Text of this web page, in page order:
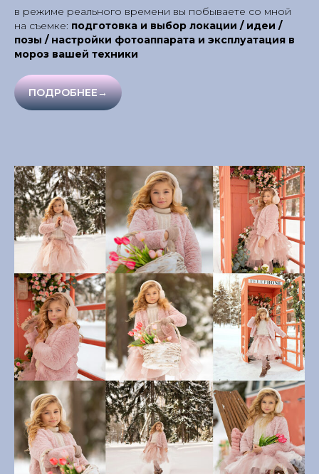
в режиме реального времени вы побываете со мной
на съемке: подготовка и выбор локации / идеи /
позы / настройки фотоаппарата и эксплуатация в
мороз вашей техники
ПОДРОБНЕЕ→